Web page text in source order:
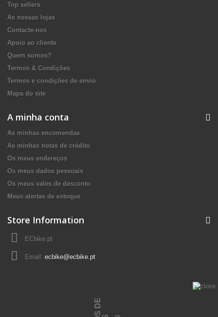
Top sellers
As nossas lojas
Contacte-nos
Apoio ao cliente
Quem somos?
Termos & Condições
Termos e condições de envio
Mapa do site
A minha conta
As minhas encomendas
As minhas notas de crédito
Os meus endereços
Os meus dados pessoais
Os meus vales de desconto
Meus alertas de estoque
Store Information
ECbike.pt
Email: ecbike@ecbike.pt